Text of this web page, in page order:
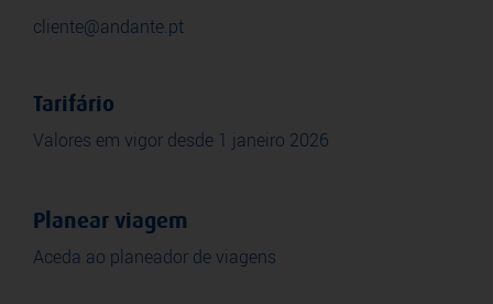
cliente@andante.pt
Tarifário
Valores em vigor desde 1 janeiro 2026
Planear viagem
Aceda ao planeador de viagens